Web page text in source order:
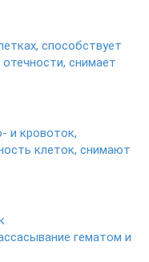
способствует
снимает
и кровоток,
клеток, снимают
гематом и